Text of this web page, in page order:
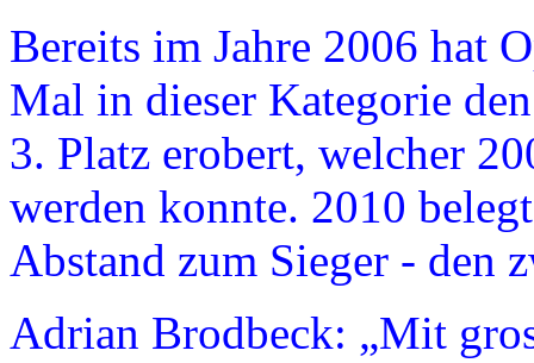
Bereits im Jahre 2006 hat
Mal in dieser Kategorie den
3. Platz erobert, welcher
werden konnte. 2010
Abstand zum Sieger - den
Adrian Brodbeck: „Mit